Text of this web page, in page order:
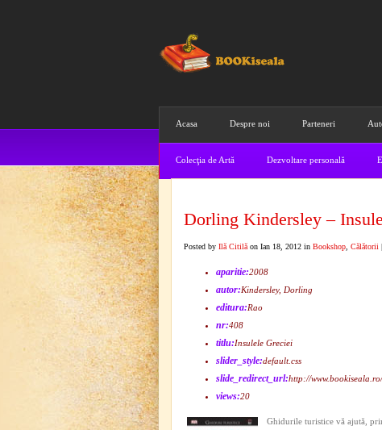
Acasa Despre noi Parteneri
Colecţia de Artă Dezvoltare personală
Dorling Kindersley –
Posted by Ilă Citilă on Ian 18, 2012 in Bookshop Călătorii |
aparitie:2008
autor:Kindersley, Dorling
editura:Rao
nr:408
titlu:Insulele Greciei
slider_style:default.css
slide_redirect_url:http://
views:20
Ghidurile turistice vă ajută,